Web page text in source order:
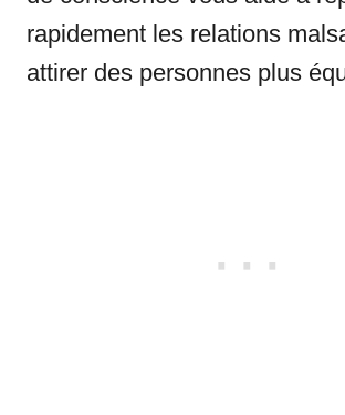
rapidement les relations
attirer des personnes plus